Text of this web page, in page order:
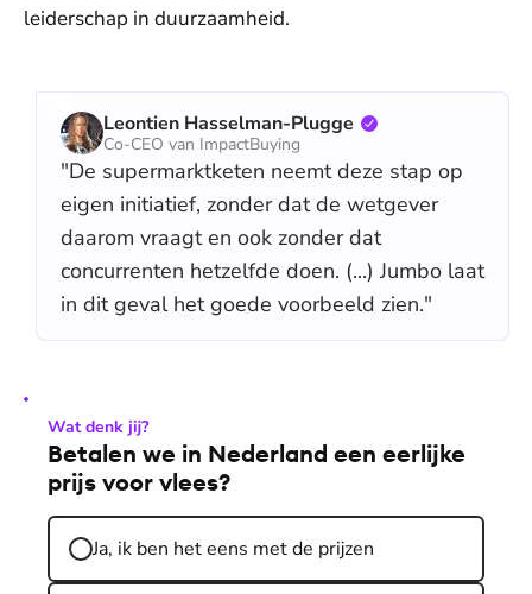
leiderschap in duurzaamheid.
Leontien Hasselman-Plugge
Co-CEO van ImpactBuying
"De supermarktketen neemt deze stap op
eigen initiatief, zonder dat de wetgever
daarom vraagt en ook zonder dat
concurrenten hetzelfde doen. (...) Jumbo laat
in dit geval het goede voorbeeld zien."
Wat denk jij?
Betalen we in Nederland een eerlijke
prijs voor vlees?
Ja, ik ben het eens met de prijzen